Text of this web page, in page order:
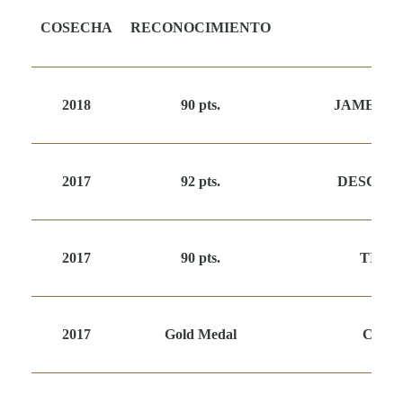
COSECHA RECONOCIMIENTO
2018 90 pts. JAMES
2017 92 pts.
2017 90 pts. TIM
2017 Gold Medal